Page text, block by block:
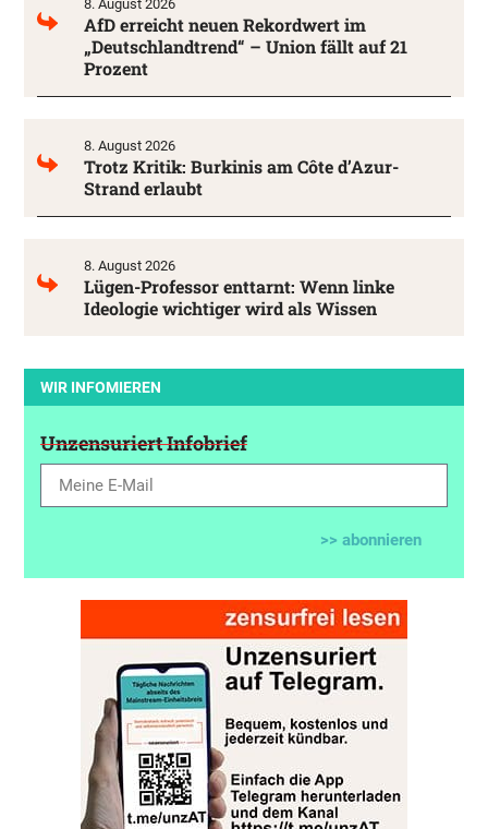
8. August 2026
AfD erreicht neuen Rekordwert im
„Deutschlandtrend“ – Union fällt auf 21
Prozent
8. August 2026
Trotz Kritik: Burkinis am Côte d’Azur-
Strand erlaubt
8. August 2026
Lügen-Professor enttarnt: Wenn linke
Ideologie wichtiger wird als Wissen
WIR INFOMIEREN
Unzensuriert Infobrief
>> abonnieren